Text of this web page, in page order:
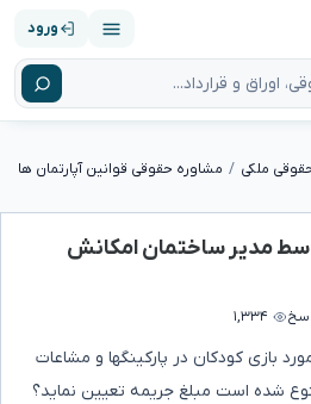
ورود
ملکی مشاوره حقوقی قوانین آپارتمان ها
مدیر ساختمان امکانش
۱,۳۳۴
بازی کودکان در پارکینگها و مشاعات
شده است مبلغ جریمه تعیین نماید؟